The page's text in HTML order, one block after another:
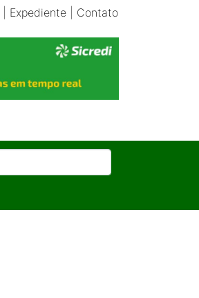
Expediente| Contato